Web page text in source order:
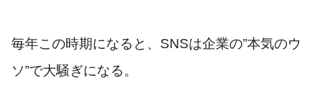
毎年この時期になると、SNSは企業の”本気のウ
ソ”で大騒ぎになる。